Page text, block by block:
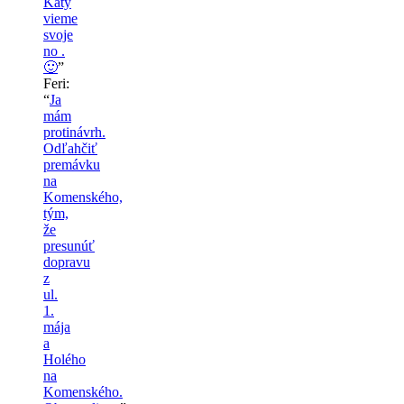
vieme
svoje
no .
🙂”
Feri:
“Ja
mám
protinávrh.
Odľahčiť
premávku
na
Komenského,
tým,
že
presunúť
dopravu
z
ul.
1.
mája
a
Holého
na
Komenského.